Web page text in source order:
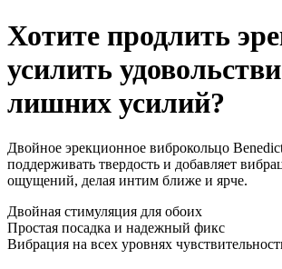
Хотите продлить
усилить
лишних усилий?
Двойное эрекционное виброкольцо
поддерживать твердость и добавляет
ощущений, делая интим ближе и ярче.
Двойная стимуляция для обоих
Простая посадка и надежный фикс
Вибрация на всех уровнях